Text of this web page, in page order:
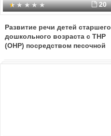
20
Развитие речи детей старшего
дошкольного возраста с ТНР
(ОНР) посредством песочной